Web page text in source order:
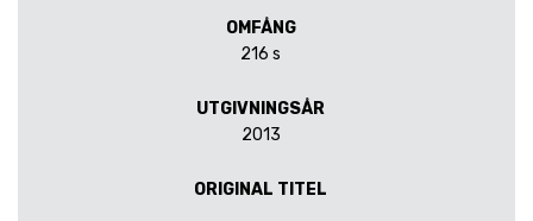
OMFÅNG
216 s
UTGIVNINGSÅR
2013
ORIGINAL TITEL